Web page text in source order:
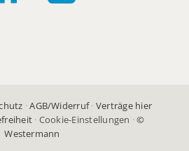
·AGB/Widerruf· Verträge hier
· Cookie-Einstellungen ·©
Westermann